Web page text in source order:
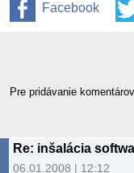
Facebook
Pre pridávanie
Re: inšalácia
06.01.2008 | 12:12